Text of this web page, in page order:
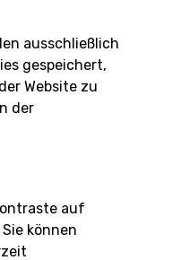
und
ausschließlich
gespeichert,
Website zu
der
auf
können